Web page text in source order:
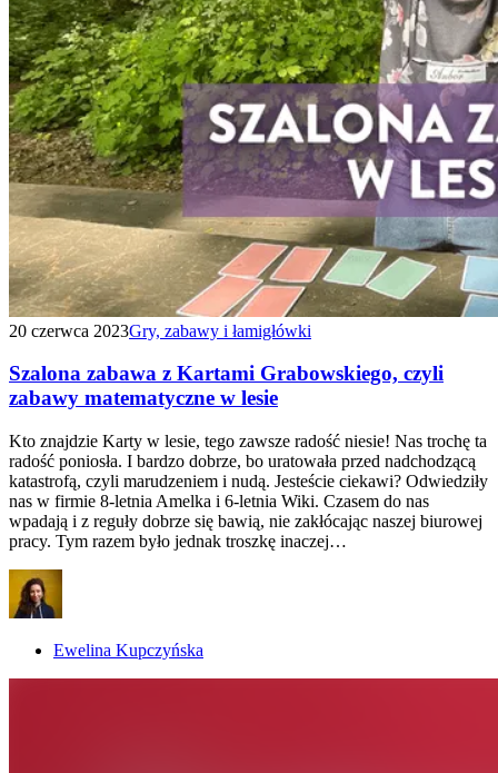
20 czerwca 2023Gry, zabawy i łamigłówki
Szalona zabawa z Kartami Grabowskiego, czyli
zabawy matematyczne w lesie
Kto znajdzie Karty w lesie, tego zawsze radość niesie! Nas trochę ta
radość poniosła. I bardzo dobrze, bo uratowała przed nadchodzącą
katastrofą, czyli marudzeniem i nudą. Jesteście ciekawi? Odwiedziły
nas w firmie 8-letnia Amelka i 6-letnia Wiki. Czasem do nas
wpadają i z reguły dobrze się bawią, nie zakłócając naszej biurowej
pracy. Tym razem było jednak troszkę inaczej…
Ewelina Kupczyńska